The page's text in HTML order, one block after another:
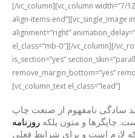
[/vc_column][vc_column width=”7/
align-items-end”][vc_single_image
alignment=”right”
el_class=”mb-0″][/vc_column][/
is_section=”yes”
remove_margin_bottom=”yes”
[vc_column_text el_class=”lead”]
سادگی نامفهوم از صنعت چاپ
چاپگرها و متون بلکه روزنامه
لازم است و برای شرایط فعلی